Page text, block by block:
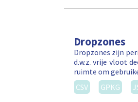
Dropzones
Dropzones zijn
d.w.z. vrije vloot
ruimte om
CSV
GPKG